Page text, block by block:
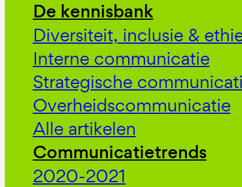
De kennisbank
Diversiteit, inclusie &
Interne communicatie
Strategische
Overheidscommunicatie
Alle artikelen
Communicatietrends
2020-2021